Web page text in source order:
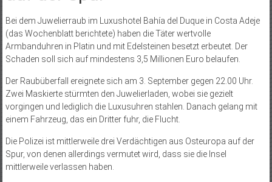
Bei dem Juwelierraub im Luxushotel Bahía del Duque in Costa Adeje
(das Wochenblatt berichtete) haben die Täter wertvolle
Armbanduhren in Platin und mit Edelsteinen besetzt erbeutet. Der
Schaden soll sich auf mindestens 3,5 Millionen Euro belaufen.
Der Raubüberfall ereignete sich am 3. September gegen 22.00 Uhr.
Zwei Maskierte stürmten den Juwelierladen, wobei sie gezielt
vorgingen und lediglich die Luxusuhren stahlen. Danach gelang mit
einem Fahrzeug, das ein Dritter fuhr, die Flucht.
Die Polizei ist mittlerweile drei Verdächtigen aus Osteuropa auf der
Spur, von denen allerdings vermutet wird, dass sie die Insel
mittlerweile verlassen haben.